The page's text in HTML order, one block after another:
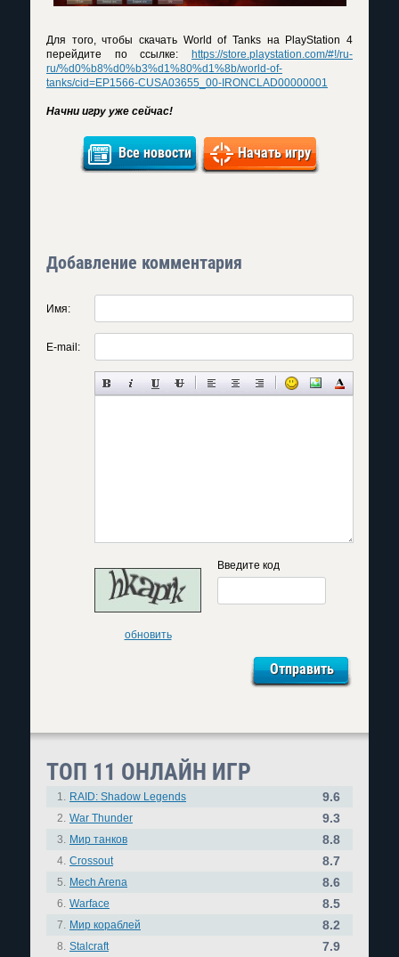
Для того, чтобы скачать World of Tanks на PlayStation 4
перейдите по ссылке: https://store.playstation.com/#!/ru-
ru/%d0%b8%d0%b3%d1%80%d1%8b/world-of-
tanks/cid=EP1566-CUSA03655_00-IRONCLAD00000001
Начни игру уже сейчас!
Все новости Начать игру
Добавление комментария
Имя:
E-mail:
обновить
Введите код
ТОП 11 ОНЛАЙН ИГР
1. RAID: Shadow Legends 9.6
2. War Thunder 9.3
3. Мир танков 8.8
4. Crossout 8.7
5. Mech Arena 8.6
6. Warface 8.5
7. Мир кораблей 8.2
8. Stalcraft 7.9